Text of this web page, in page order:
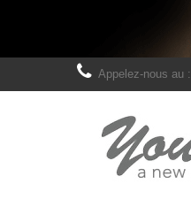
Appelez-nous au :